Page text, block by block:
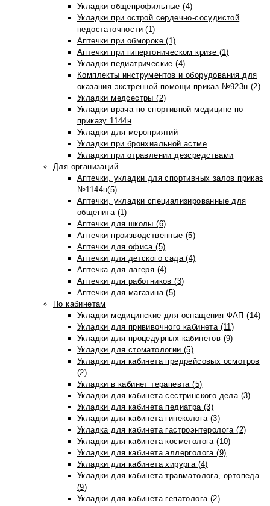
Укладки общепрофильные (4)
Укладки при острой сердечно-сосудистой
недостаточности (1)
Аптечки при обмороке (1)
Аптечки при гипертоническом кризе (1)
Укладки педиатрические (4)
Комплекты инструментов и оборудования для
оказания экстренной помощи приказ №923н (2)
Укладки медсестры (2)
Укладки врача по спортивной медицине по
приказу 1144н
Укладки для мероприятий
Укладки при бронхиальной астме
Укладки при отравлении дезсредствами
Для организаций
Аптечки, укладки для спортивных залов приказ
№1144н(5)
Аптечки, укладки специализированные для
общепита (1)
Аптечки для школы (6)
Аптечки производственные (5)
Аптечки для офиса (5)
Аптечки для детского сада (4)
Аптечка для лагеря (4)
Аптечки для работников (3)
Аптечки для магазина (5)
По кабинетам
Укладки медицинские для оснащения ФАП (14)
Укладки для прививочного кабинета (11)
Укладки для процедурных кабинетов (9)
Укладки для стоматологии (5)
Укладки для кабинета предрейсовых осмотров
(2)
Укладки в кабинет терапевта (5)
Укладки для кабинета сестринского дела (3)
Укладки для кабинета педиатра (3)
Укладки для кабинета гинеколога (3)
Укладка для кабинета гастроэнтеролога (2)
Укладки для кабинета косметолога (10)
Укладки для кабинета аллерголога (9)
Укладки для кабинета хирурга (4)
Укладки для кабинета травматолога, ортопеда
(9)
Укладки для кабинета гепатолога (2)